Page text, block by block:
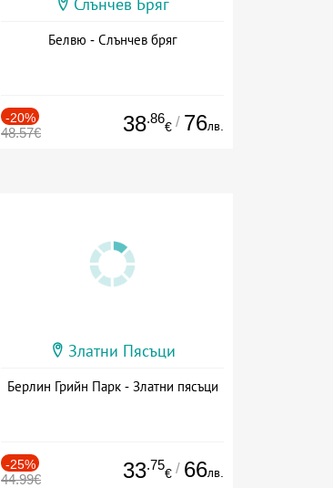
Слънчев Бряг
Белвю - Слънчев бряг
-20%
48.57€ 38.86
€ / 76лв.
Златни Пясъци
Берлин Грийн Парк - Златни пясъци
-25%
44.99€ 33.75
€ / 66лв.